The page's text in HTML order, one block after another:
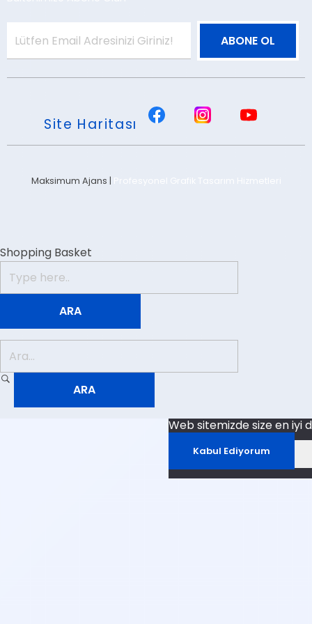
Site Haritası
Maksimum Ajans |
Shopping Basket
Web sitemizde size en iyi
Kabul Ediyorum